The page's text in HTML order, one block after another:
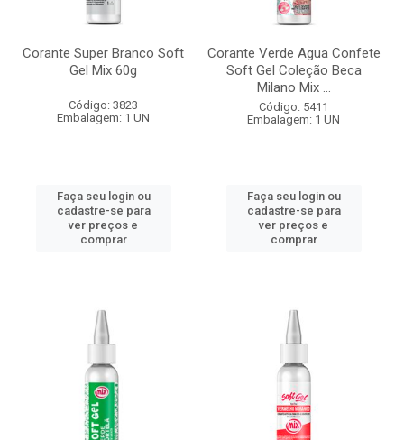
Corante Super Branco Soft
Gel Mix 60g
Código: 3823
Embalagem: 1 UN
Faça seu login ou
cadastre-se para
ver preços e
comprar
Corante Verde Agua Confete
Soft Gel Coleção Beca
Milano Mix ...
Código: 5411
Embalagem: 1 UN
Faça seu login ou
cadastre-se para
ver preços e
comprar